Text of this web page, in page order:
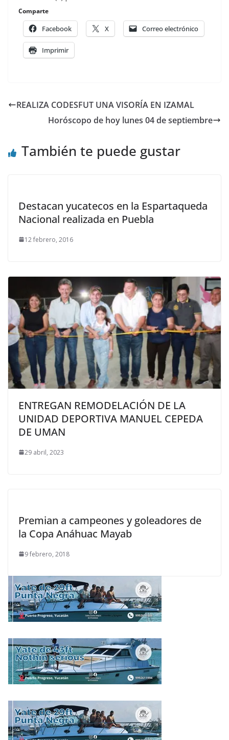
Comparte
Facebook X Correo electrónico
Imprimir
REALIZA CODESFUT UNA VISORÍA EN IZAMAL
Horóscopo de hoy lunes 04 de septiembre
También te puede gustar
Destacan yucatecos en la Espartaqueda
Nacional realizada en Puebla
12 febrero, 2016
ENTREGAN REMODELACIÓN DE LA
UNIDAD DEPORTIVA MANUEL CEPEDA
DE UMAN
29 abril, 2023
Premian a campeones y goleadores de
la Copa Anáhuac Mayab
9 febrero, 2018